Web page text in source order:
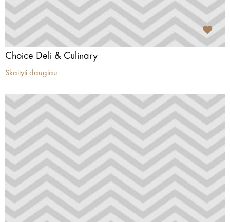
Choice Deli & Culinary
Skaityti daugiau